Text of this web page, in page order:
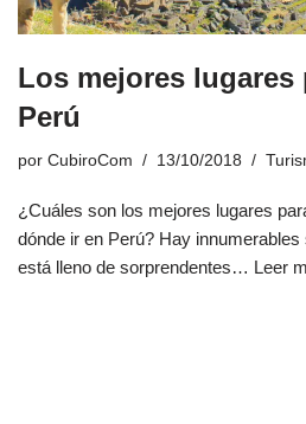
Los mejores lugares
Perú
por CubiroCom 13/10/2018
¿Cuáles son los mejores lugares
dónde ir en Perú? Hay
está lleno de sorprendentes… Leer